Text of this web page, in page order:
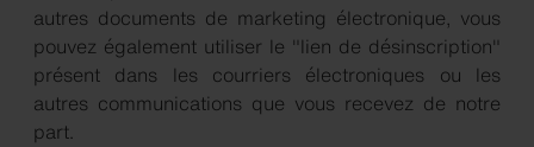
autres documents de marketing électronique, vous
pouvez également utiliser le "lien de désinscription"
présent dans les courriers électroniques ou les
autres communications que vous recevez de notre
part.